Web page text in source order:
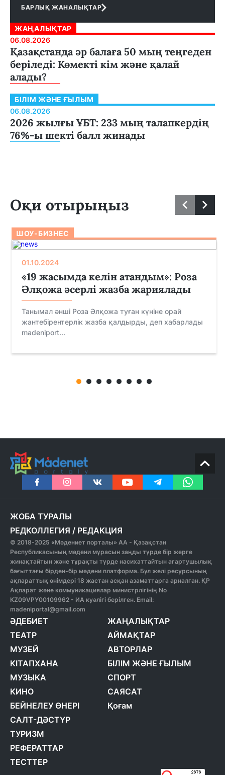
БАРЛЫҚ ЖАНАЛЫҚТАР
ЖАҢАЛЫҚТАР
06.08.2026
Қазақстанда әр балаға 50 мың теңгеден
беріледі: Көмекті кім және қалай
алады?
БІЛІМ ЖӘНЕ ҒЫЛЫМ
06.08.2026
2026 жылғы ҰБТ: 233 мың талапкердің
76%-ы шекті балл жинады
Оқи отырыңыз
ШОУ-БИЗНЕС
01.10.2024
«19 жасымда келін атандым»: Роза
Әлқожа әсерлі жазба жариялады
Танымал әнші Роза Әлқожа туған күніне орай
жантебірентерлік жазба қалдырды, деп хабарлады
madeniport...
ЖОБА ТУРАЛЫ
РЕДКОЛЛЕГИЯ / РЕДАКЦИЯ
© 2018-2025 «Мәдениет порталы» АА - Қазақстан
Республикасының мәдени мұрасын заңды түрде бір жерге
жинақтайтын және тұрақты түрде насихаттайтын ағартушылық
бағыттағы бірден-бір мәдени платформа. Бұл желі ресурсының
ақпараттық өнімдері 18 жастан асқан азаматтарға арналған. ҚР
Ақпарат және коммуникациялар министрлігінің No
KZ09VPY00109962 - ИА куәлігі берілген. Email:
madeniportal@gmail.com
ӘДЕБИЕТ
ТЕАТР
МУЗЕЙ
КІТАПХАНА
МУЗЫКА
КИНО
БЕЙНЕЛЕУ ӨНЕРІ
САЛТ-ДӘСТҮР
ТУРИЗМ
РЕФЕРАТТАР
ТЕСТТЕР
ЖАҢАЛЫҚТАР
АЙМАҚТАР
АВТОРЛАР
БІЛІМ ЖӘНЕ ҒЫЛЫМ
СПОРТ
САЯСАТ
Қоғам